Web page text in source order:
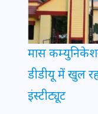
मास
डीडीयू में खुल
इंस्टीट्यूट